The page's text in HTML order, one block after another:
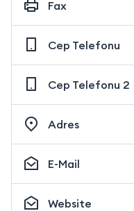
Fax
Cep Telefonu
Cep Telefonu 2
Adres
E-Mail
Website